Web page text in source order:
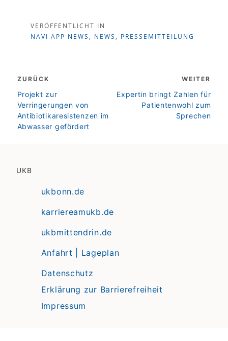
VERÖFFENTLICHT IN
NAVI APP NEWS , NEWS , PRESSEMITTEILUNG
ZURÜCK
zurück
Projekt zur
Verringerungen von
Antibiotikaresistenzen im
Abwasser gefördert
WEITER
weiter
Expertin bringt Zahlen für
Patientenwohl zum
Sprechen
UKB
ukbonn.de
karriereamukb.de
ukbmittendrin.de
Anfahrt | Lageplan
Datenschutz
Erklärung zur Barrierefreiheit
Impressum